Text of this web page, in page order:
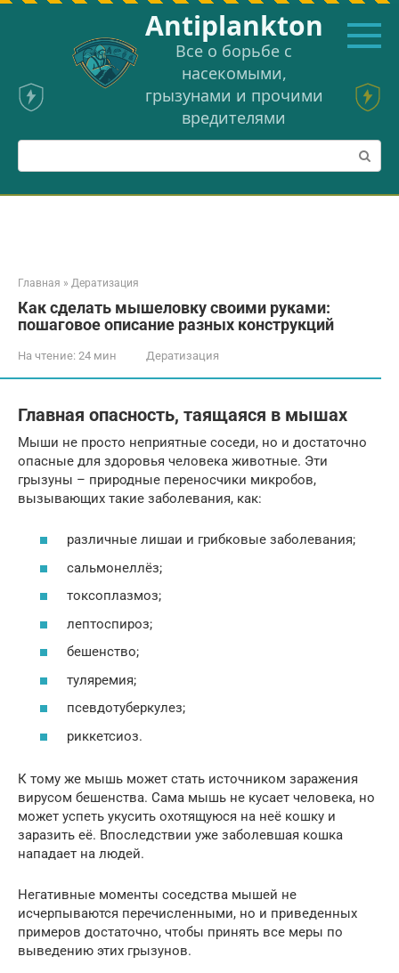
Перейти
Аntiplankton
Все о борьбе с
насекомыми,
грызунами и прочими
вредителями
Поиск:
Главная » Дератизация
Как сделать мышеловку своими руками:
пошаговое описание разных конструкций
На чтение: 24 мин Дератизация
Главная опасность, таящаяся в мышах
Мыши не просто неприятные соседи, но и достаточно
опасные для здоровья человека животные. Эти
грызуны – природные переносчики микробов,
вызывающих такие заболевания, как:
различные лишаи и грибковые заболевания;
сальмонеллёз;
токсоплазмоз;
лептоспироз;
бешенство;
туляремия;
псевдотуберкулез;
риккетсиоз.
К тому же мышь может стать источником заражения
вирусом бешенства. Сама мышь не кусает человека, но
может успеть укусить охотящуюся на неё кошку и
заразить её. Впоследствии уже заболевшая кошка
нападает на людей.
Негативные моменты соседства мышей не
исчерпываются перечисленными, но и приведенных
примеров достаточно, чтобы принять все меры по
выведению этих грызунов.